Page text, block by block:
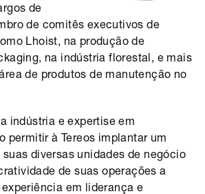
de
de comitês executivos de
Lhoist, na produção de
na indústria florestal, e mais
de produtos de manutenção no
indústria e expertise em
permitir à Tereos implantar um
diversas unidades de negócio
de suas operações a
em liderança e